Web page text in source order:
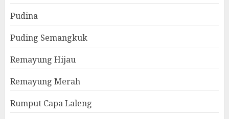
Pudina
Puding Semangkuk
Remayung Hijau
Remayung Merah
Rumput Capa Laleng